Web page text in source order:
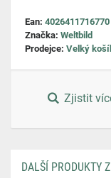
Ean: 4026411716770
Značka: Weltbild
Prodejce: Velký
Zjistit
DALŠÍ PRODUKTY